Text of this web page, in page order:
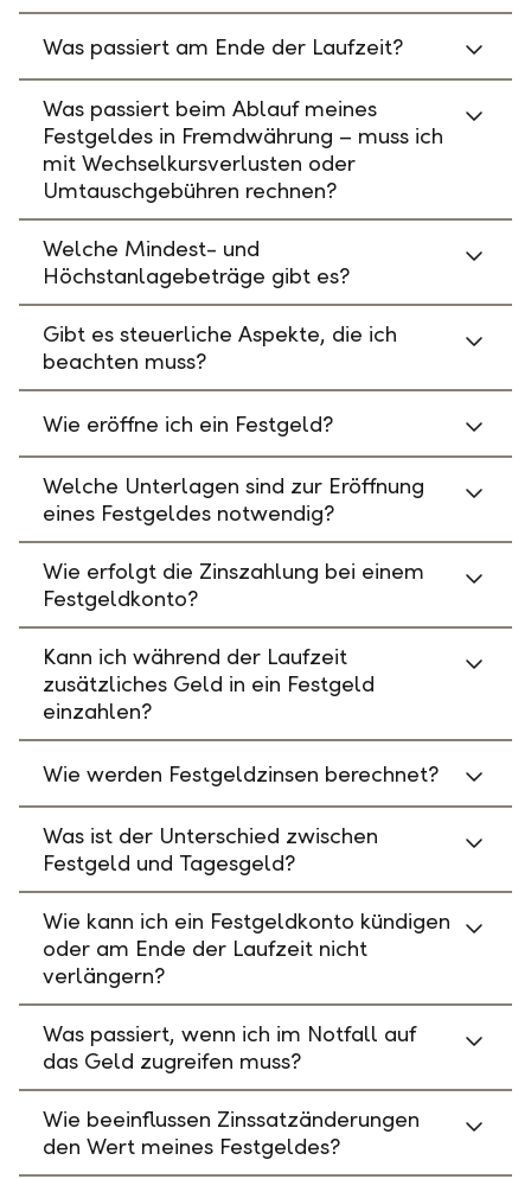
Was passiert am Ende der Laufzeit?
Was passiert beim Ablauf meines
Festgeldes in Fremdwährung – muss ich
mit Wechselkursverlusten oder
Umtauschgebühren rechnen?
Welche Mindest- und
Höchstanlagebeträge gibt es?
Gibt es steuerliche Aspekte, die ich
beachten muss?
Wie eröffne ich ein Festgeld?
Welche Unterlagen sind zur Eröffnung
eines Festgeldes notwendig?
Wie erfolgt die Zinszahlung bei einem
Festgeldkonto?
Kann ich während der Laufzeit
zusätzliches Geld in ein Festgeld
einzahlen?
Wie werden Festgeldzinsen berechnet?
Was ist der Unterschied zwischen
Festgeld und Tagesgeld?
Wie kann ich ein Festgeldkonto kündigen
oder am Ende der Laufzeit nicht
verlängern?
Was passiert, wenn ich im Notfall auf
das Geld zugreifen muss?
Wie beeinflussen Zinssatzänderungen
den Wert meines Festgeldes?